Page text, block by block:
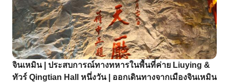
จินเหมิน | ประสบการณ์ทางทหารในพื้นที่ค่าย Liuying &
ทัวร์ Qingtian Hall หนึ่งวัน | ออกเดินทางจากเมืองจินเหมิน